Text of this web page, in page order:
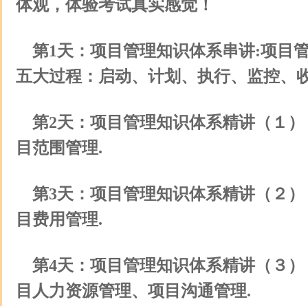
体观，体验考试真实感觉！
第1天：项目管理知识体系串讲:项目
五大过程：启动、计划、执行、监控、
第2天：项目管理知识体系精讲（１
目范围管理.
第3天：项目管理知识体系精讲（２
目费用管理.
第4天：项目管理知识体系精讲（３
目人力资源管理、项目沟通管理.